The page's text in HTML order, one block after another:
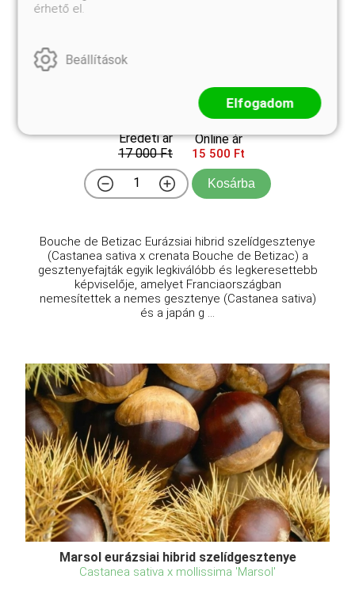
szelídgesztenye
Castanea sativa x mollissima 'Bouche de Betizac'
Eredeti ár
17 000 Ft
Online ár
15 500 Ft
Kosárba
Bouche de Betizac Eurázsiai hibrid szelídgesztenye
(Castanea sativa x crenata Bouche de Betizac) a
gesztenyefajták egyik legkiválóbb és legkeresettebb
képviselője, amelyet Franciaországban
nemesítettek a nemes gesztenye (Castanea sativa)
és a japán g ...
Marsol eurázsiai hibrid szelídgesztenye
Castanea sativa x mollissima 'Marsol'
érhető el.
Beállítások
Elfogadom